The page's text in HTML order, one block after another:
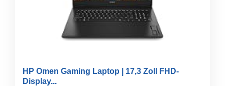
HP Omen Gaming Laptop | 17,3 Zoll FHD-
Display...